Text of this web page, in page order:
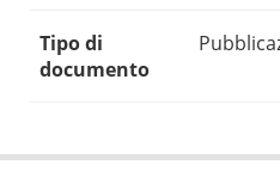
Tipo di
documento